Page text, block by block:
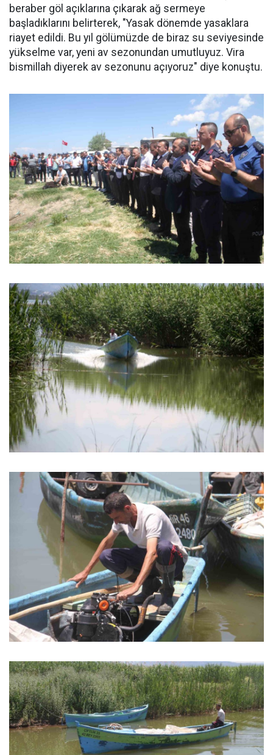
beraber göl açıklarına çıkarak ağ sermeye
başladıklarını belirterek, "Yasak dönemde yasaklara
riayet edildi. Bu yıl gölümüzde de biraz su seviyesinde
yükselme var, yeni av sezonundan umutluyuz. Vira
bismillah diyerek av sezonunu açıyoruz" diye konuştu.